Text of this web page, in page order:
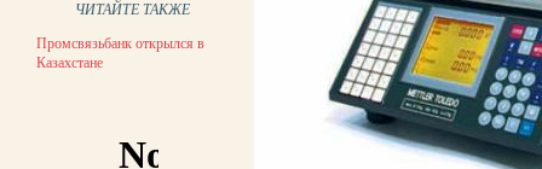
ЧИТАЙТЕ ТАКЖЕ
Промсвязьбанк открылся в
Казахстане